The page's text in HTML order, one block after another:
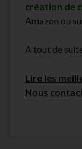
création de
Amazon ou
A tout de
Lire les
Nous